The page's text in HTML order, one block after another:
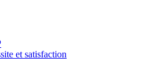
et satisfaction